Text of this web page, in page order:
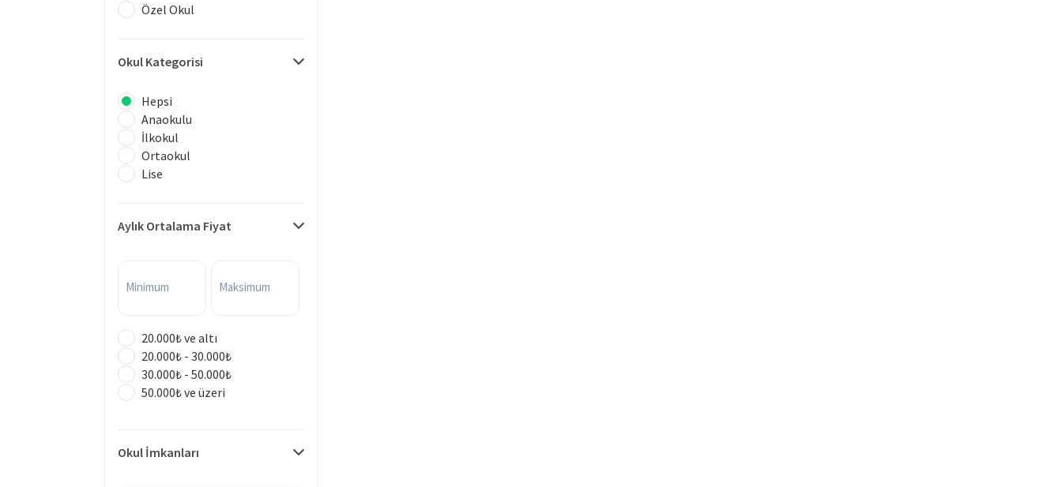
Özel Okul
Okul Kategorisi
Hepsi
Anaokulu
İlkokul
Ortaokul
Lise
Aylık Ortalama Fiyat
Minimum Maksimum
20.000₺ ve altı
20.000₺ - 30.000₺
30.000₺ - 50.000₺
50.000₺ ve üzeri
Okul İmkanları